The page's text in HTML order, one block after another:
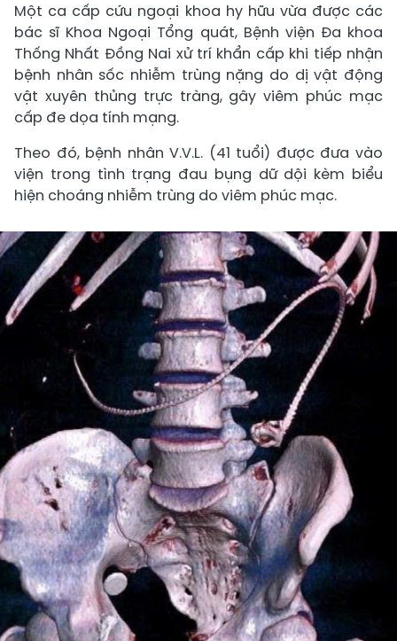
Một ca cấp cứu ngoại khoa hy hữu vừa được các
bác sĩ Khoa Ngoại Tổng quát, Bệnh viện Đa khoa
Thống Nhất Đồng Nai xử trí khẩn cấp khi tiếp nhận
bệnh nhân sốc nhiễm trùng nặng do dị vật động
vật xuyên thủng trực tràng, gây viêm phúc mạc
cấp đe dọa tính mạng.
Theo đó, bệnh nhân V.V.L. (41 tuổi) được đưa vào
viện trong tình trạng đau bụng dữ dội kèm biểu
hiện choáng nhiễm trùng do viêm phúc mạc.